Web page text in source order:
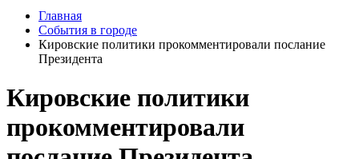
Главная
События в городе
Кировские политики прокомментировали послание
Президента
Кировские политики
прокомментировали